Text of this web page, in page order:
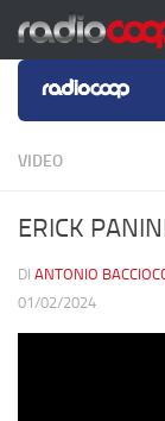
Salta al
VIDEO
ERICK
DI ANTONIO
01/02/2024